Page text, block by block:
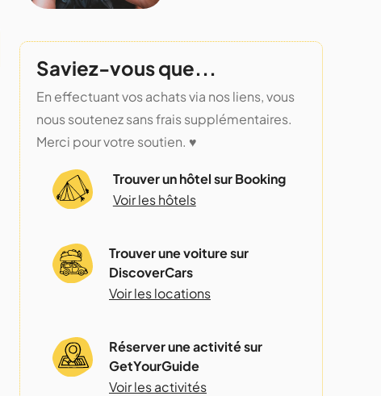
Saviez-vous que...
En effectuant vos achats via nos liens, vous
nous soutenez sans frais supplémentaires.
Merci pour votre soutien. ♥️
Trouver un hôtel sur Booking
Voir les hôtels
Trouver une voiture sur
DiscoverCars
Voir les locations
Réserver une activité sur
GetYourGuide
Voir les activités